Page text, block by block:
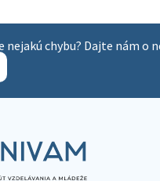
chybu? Dajte nám o